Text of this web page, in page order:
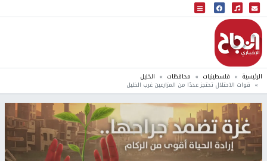
البث المباشر
إذاعة النجاح
الرئيسية فلسطينيات محافظات الخليل
قوات الاحتلال تحتجز عددًا من المزارعين غرب الخليل